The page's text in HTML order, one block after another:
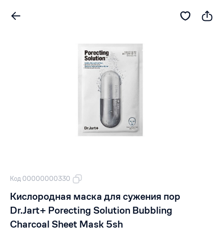
Код 00000000330
Кислородная маска для сужения пор
Dr.Jart+ Porecting Solution Bubbling
Charcoal Sheet Mask 5sh